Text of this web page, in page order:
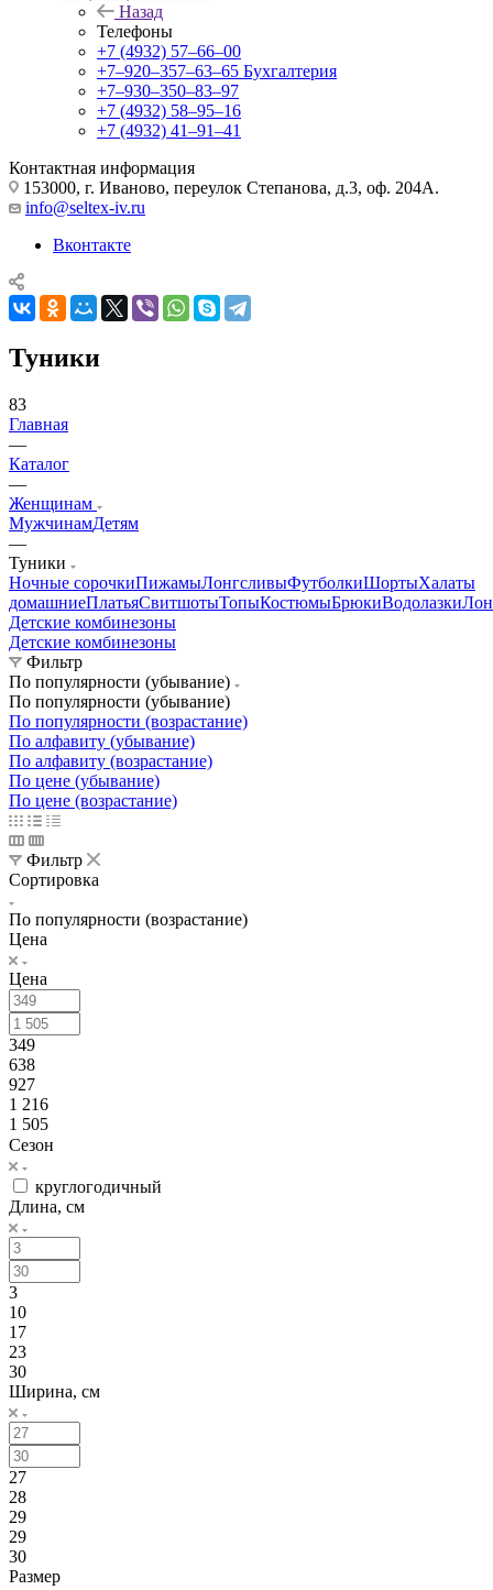
Назад
Телефоны
+7 (4932) 57‒66‒00
+7‒920‒357‒63‒65 Бухгалтерия
+7‒930‒350‒83‒97
+7 (4932) 58‒95‒16
+7 (4932) 41‒91‒41
Контактная информация
153000, г. Иваново, переулок Степанова, д.3, оф. 204А.
info@seltex-iv.ru
Вконтакте
Туники
83
Главная
—
Каталог
—
Женщинам
МужчинамДетям
—
Туники
Ночные сорочкиПижамыЛонгсливыФутболкиШортыХалаты
домашниеПлатьяСвитшотыТопыКостюмыБрюкиВодолазки
Детские комбинезоны
Детские комбинезоны
Фильтр
По популярности (убывание)
По популярности (убывание)
По популярности (возрастание)
По алфавиту (убывание)
По алфавиту (возрастание)
По цене (убывание)
По цене (возрастание)
Фильтр
Сортировка
По популярности (возрастание)
Цена
Цена
349
638
927
1 216
1 505
Сезон
круглогодичный
Длина, см
3
10
17
23
30
Ширина, см
27
28
29
29
30
Размер